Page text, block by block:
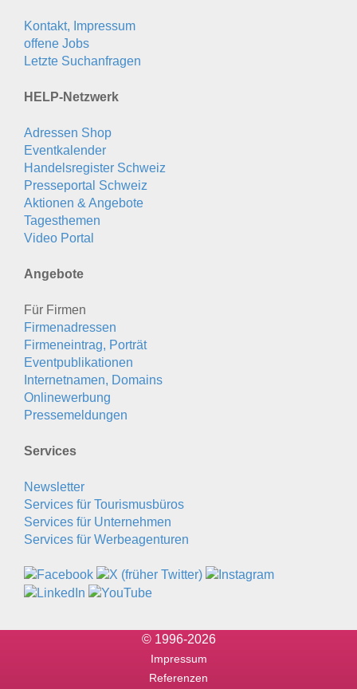
Kontakt, Impressum
offene Jobs
Letzte Suchanfragen
HELP-Netzwerk
Adressen Shop
Eventkalender
Handelsregister Schweiz
Presseportal Schweiz
Aktionen & Angebote
Tagesthemen
Video Portal
Angebote
Für Firmen
Firmenadressen
Firmeneintrag, Porträt
Eventpublikationen
Internetnamen, Domains
Onlinewerbung
Pressemeldungen
Services
Newsletter
Services für Tourismusbüros
Services für Unternehmen
Services für Werbeagenturen
© 1996-2026
Impressum
Referenzen